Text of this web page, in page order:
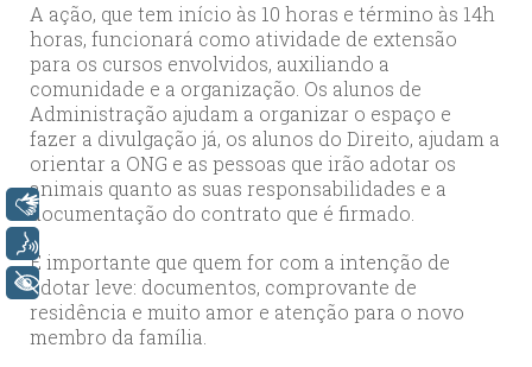
A ação, que tem início às 10 horas e término às 14h
horas, funcionará como atividade de extensão
para os cursos envolvidos, auxiliando a
comunidade e a organização. Os alunos de
Administração ajudam a organizar o espaço e
fazer a divulgação já, os alunos do Direito, ajudam a
orientar a ONG e as pessoas que irão adotar os
animais quanto as suas responsabilidades e a
documentação do contrato que é firmado.
E importante que quem for com a intenção de
adotar leve: documentos, comprovante de
residência e muito amor e atenção para o novo
membro da família.
Libras
+ Acessibilidade